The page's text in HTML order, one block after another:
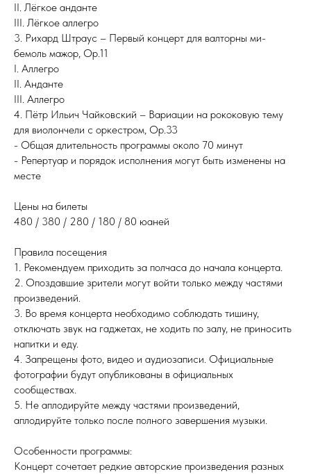
II. Лёгкое анданте
III. Лёгкое аллегро
3. Рихард Штраус – Первый концерт для валторны ми-
бемоль мажор, Op.11
I. Аллегро
II. Анданте
III. Аллегро
4. Пётр Ильич Чайковский – Вариации на рококовую тему
для виолончели с оркестром, Op.33
- Общая длительность программы около 70 минут
- Репертуар и порядок исполнения могут быть изменены на
месте
Цены на билеты
480 / 380 / 280 / 180 / 80 юаней
Правила посещения
1. Рекомендуем приходить за полчаса до начала концерта.
2. Опоздавшие зрители могут войти только между частями
произведений.
3. Во время концерта необходимо соблюдать тишину,
отключать звук на гаджетах, не ходить по залу, не приносить
напитки и еду.
4. Запрещены фото, видео и аудиозаписи. Официальные
фотографии будут опубликованы в официальных
сообществах.
5. Не аплодируйте между частями произведений,
аплодируйте только после полного завершения музыки.
Особенности программы:
Концерт сочетает редкие авторские произведения разных